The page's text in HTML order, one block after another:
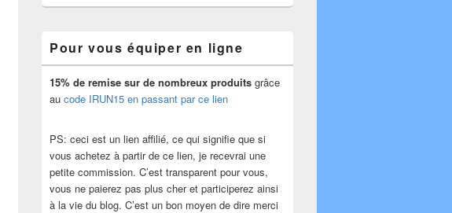
de
barre
latérale
Pour vous équiper en ligne
15% de remise sur de nombreux produits grâce
au code IRUN15 en passant par ce lien
PS: ceci est un lien affilié, ce qui signifie que si
vous achetez à partir de ce lien, je recevrai une
petite commission. C’est transparent pour vous,
vous ne paierez pas plus cher et participerez ainsi
à la vie du blog. C’est un bon moyen de dire merci